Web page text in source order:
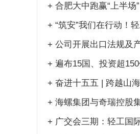
+ 合肥大中跑赢“上半场” 笃行实干奋
+ “筑安”我们在行动！轻工国际2026年安全生产
+ 公司开展出口法规及产品召回警示
+ 遍布15国、投资超150亿，海螺交出
+ 奋进十五五 | 跨越山海，荣耀交付！这艘“轻工造”散
+ 海螺集团与奇瑞控股集团签署战略
+ 广交会三期：轻工国际实力出圈，尽